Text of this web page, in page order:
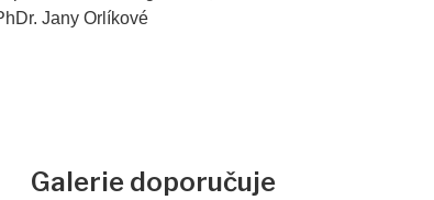
Jany Orlíkové
Galerie doporučuje